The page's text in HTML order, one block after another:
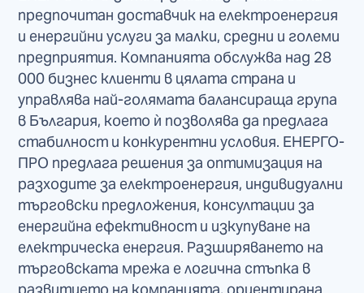
предпочитан доставчик на електроенергия
и енергийни услуги за малки, средни и големи
предприятия. Компанията обслужва над 28
000 бизнес клиенти в цялата страна и
управлява най-голямата балансираща група
в България, което ѝ позволява да предлага
стабилност и конкурентни условия. ЕНЕРГО-
ПРО предлага решения за оптимизация на
разходите за електроенергия, индивидуални
търговски предложения, консултации за
енергийна ефективност и изкупуване на
електрическа енергия. Разширяването на
търговската мрежа е логична стъпка в